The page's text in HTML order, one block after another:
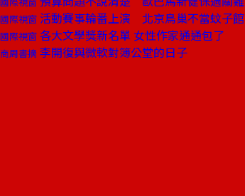
國際視窗 活動賽事輪番上演 北京鳥巢不當蚊子館
國際視窗 各大文學獎新名單 女性作家通通包了
商周書摘 李開復與微軟對簿公堂的日子